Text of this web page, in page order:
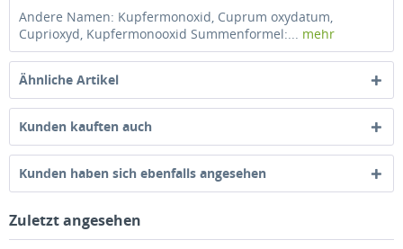
Andere Namen: Kupfermonoxid, Cuprum oxydatum,
Cuprioxyd, Kupfermonooxid Summenformel:... mehr
Ähnliche Artikel
Kunden kauften auch
Kunden haben sich ebenfalls angesehen
Zuletzt angesehen